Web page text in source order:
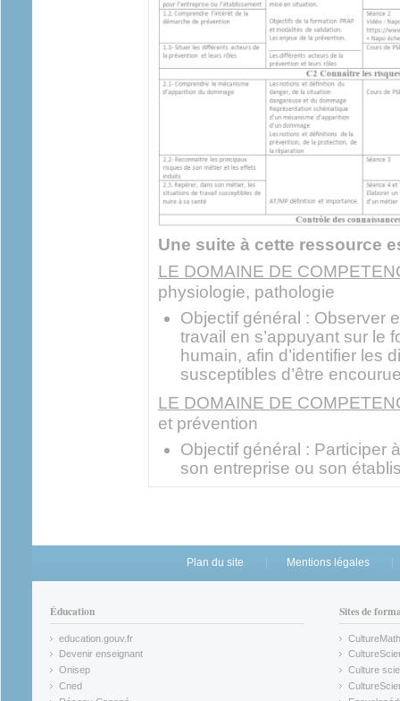
Une suite à cette ressource
LE DOMAINE DE
physiologie, pathologie
Objectif général : Observer
travail en s’appuyant sur le
humain, afin d’identifier les
susceptibles d’être
LE DOMAINE DE
et prévention
Objectif général : Participer
son entreprise ou son
Plan du site Mentions légales
Éducation
education.gouv.fr
(link is external)
Devenir enseignant
(link is external)
Onisep
(link is external)
Cned
(link is external)
Sites de
CultureMath
(link is
(link is
Culture
(link is